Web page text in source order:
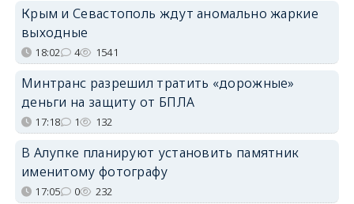
Крым и Севастополь ждут аномально жаркие
выходные
18:02 4 1541
Минтранс разрешил тратить «дорожные»
деньги на защиту от БПЛА
17:18 1 132
В Алупке планируют установить памятник
именитому фотографу
17:05 0 232